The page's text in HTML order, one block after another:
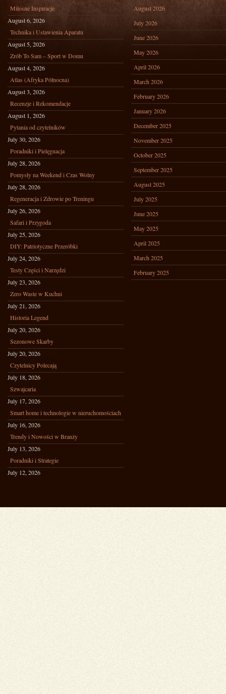
Miłosne Inspiracje
August 6, 2026
Technika i Ustawienia Aparatu
August 5, 2026
Zrób To Sam – Sport w Domu
August 4, 2026
Atlas (Afryka Północna)
August 3, 2026
Recenzje i Rekomendacje
August 1, 2026
Pytania od czytelników
July 30, 2026
Poradniki i Pielęgnacja
July 28, 2026
Pomysły na Weekend i Czas Wolny
July 28, 2026
Regeneracja i Zdrowie po Treningu
July 26, 2026
Safari i Przygoda
July 25, 2026
DIY: Patriotyczne Przeróbki
July 24, 2026
Testy Części i Narzędzi
July 23, 2026
Zero Waste w Kuchni
July 21, 2026
Historia Legend
July 20, 2026
Sezonowe Skarby
July 20, 2026
Czytelnicy Polecają
July 18, 2026
Szwajcaria
July 17, 2026
Smart home i technologie w nieruchomościach
July 16, 2026
Trendy i Nowości w Branży
July 13, 2026
Poradniki i Strategie
July 12, 2026
August 2026
July 2026
June 2026
May 2026
April 2026
March 2026
February 2026
January 2026
December 2025
November 2025
October 2025
September 2025
August 2025
July 2025
June 2025
May 2025
April 2025
March 2025
February 2025